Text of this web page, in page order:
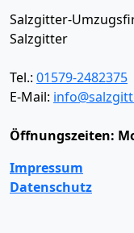
Salzgitter-
Salzgitter
Tel.: 01579-2482375
E-Mail:
Öffnungszeiten:
Impressum
Datenschutz